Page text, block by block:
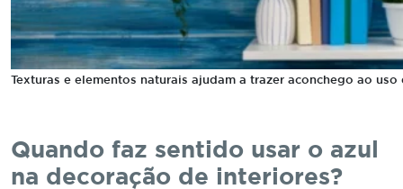
Texturas e elementos naturais ajudam a trazer aconchego ao
Quando faz sentido usar o azul
na decoração de interiores?